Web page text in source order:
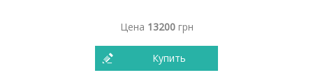
Цена 13200грн
Купить